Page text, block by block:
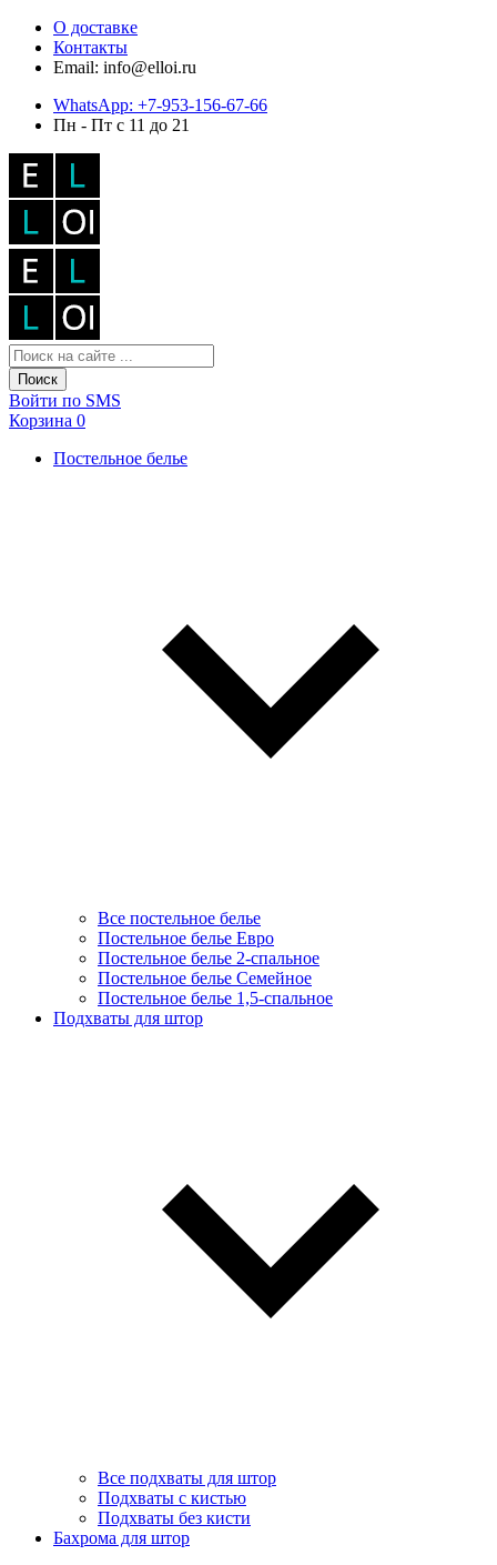
О доставке
Контакты
Email: info@elloi.ru
WhatsApp: +7-953-156-67-66
Пн - Пт с 11 до 21
Поиск
Войти по SMS
Корзина 0
Постельное белье
Все постельное белье
Постельное белье Евро
Постельное белье 2-спальное
Постельное белье Семейное
Постельное белье 1,5-спальное
Подхваты для штор
Все подхваты для штор
Подхваты с кистью
Подхваты без кисти
Бахрома для штор